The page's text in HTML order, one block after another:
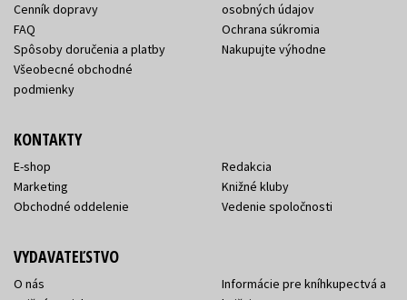
Cenník dopravy
FAQ
Spôsoby doručenia a platby
Všeobecné obchodné
podmienky
osobných údajov
Ochrana súkromia
Nakupujte výhodne
KONTAKTY
E-shop
Marketing
Obchodné oddelenie
Redakcia
Knižné kluby
Vedenie spoločnosti
VYDAVATEĽSTVO
O nás
Informácie pre kníhkupectvá a